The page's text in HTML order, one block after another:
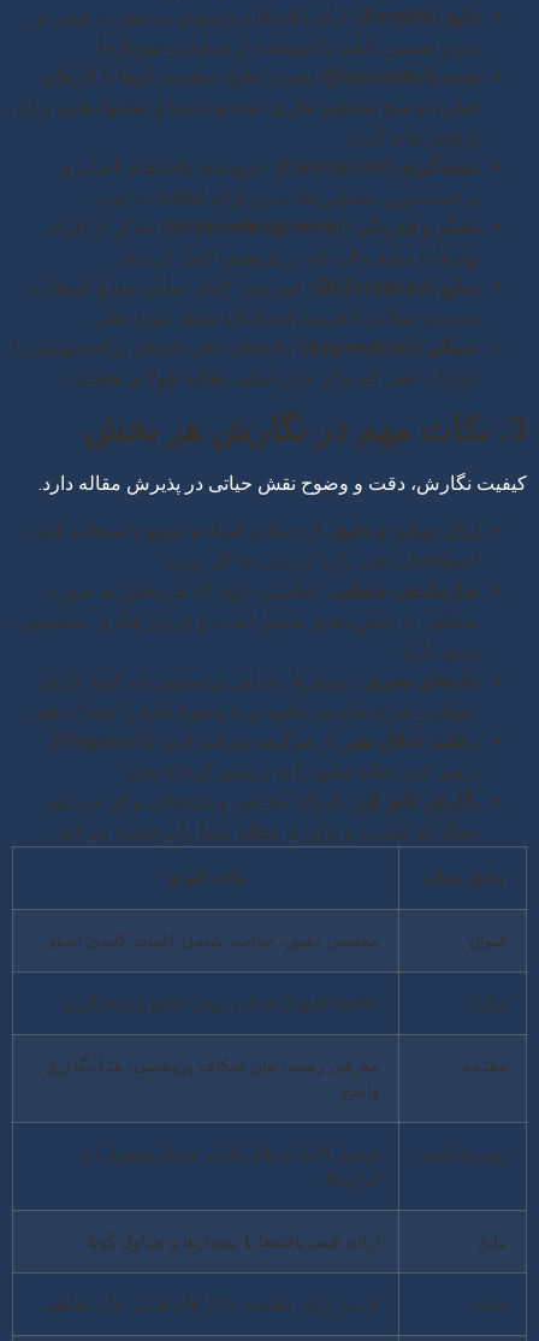
نتایج (Results):
ارائه یافته‌های پژوهش به صورت عینی و
بدون تفسیر، اغلب با استفاده از جداول و نمودارها.
بحث (Discussion):
تفسیر نتایج، مقایسه آن‌ها با کارهای
قبلی، توضیح مفاهیم نظری، محدودیت‌ها و پیشنهادهایی برای
پژوهش‌های آینده.
نتیجه‌گیری (Conclusion):
جمع‌بندی یافته‌های اصلی و
برجسته‌ترین دستاوردها، بدون ارائه اطلاعات جدید.
تشکر و قدردانی (Acknowledgments):
تشکر از افراد،
نهادها یا منابع مالی که در پژوهش کمک کرده‌اند.
منابع (References):
فهرست کامل تمامی منابع استفاده
شده در مقاله، با فرمت استاندارد مجله مورد نظر.
ضمائم (Appendices):
داده‌های خام، کدهای برنامه‌نویسی یا
جزئیات فنی که برای متن اصلی مقاله طولانی هستند.
3. نکات مهم در نگارش هر بخش
کیفیت نگارش، دقت و وضوح نقش حیاتی در پذیرش مقاله دارد.
زبان روشن و دقیق: از جملات کوتاه و مفهوم استفاده کنید.
اصطلاحات فنی را به درستی به کار ببرید.
سازماندهی منطقی: مطمئن شوید که هر بخش به صورت
منطقی به بخش بعدی متصل است و جریان فکری منسجمی
وجود دارد.
داده‌های بصری: نمودارها، جداول و تصاویر باید گویا، دارای
عنوان و شرح مناسب باشند و به وضوح نتایج را نشان دهند.
رعایت اخلاق نشر:
از هرگونه سرقت ادبی (Plagiarism)
پرهیز کنید. تمام منابع را به درستی ارجاع دهید.
نگارش کاور لتر: نامه‌ای مختصر و حرفه‌ای برای سردبیر
مجله که اهمیت و نوآوری مقاله شما را برجسته می‌کند.
بخش مقاله نکات کلیدی
عنوان مختصر، دقیق، جذاب، شامل کلمات کلیدی اصلی.
چکیده خلاصه جامع از هدف، روش، نتایج و نتیجه‌گیری.
مقدمه
معرفی زمینه، بیان شکاف پژوهشی، هدف‌گذاری
واضح.
روش‌شناسی
توضیح کامل و قابل تکرار متدها، تجهیزات و
فرآیندها.
نتایج ارائه عینی یافته‌ها با نمودارها و جداول گویا.
بحث تفسیر نتایج، مقایسه با کارهای قبلی، بیان مفاهیم.